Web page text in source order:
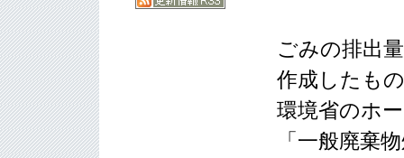
ごみの排出
作成したも
環境省のホ
「一般廃棄